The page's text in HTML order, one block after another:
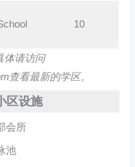
10
体请访问
查看最新的学区。
区设施
会所
池